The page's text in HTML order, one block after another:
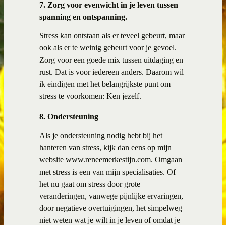
7. Zorg voor evenwicht in je leven tussen
spanning en ontspanning.
Stress kan ontstaan als er teveel gebeurt, maar
ook als er te weinig gebeurt voor je gevoel.
Zorg voor een goede mix tussen uitdaging en
rust. Dat is voor iedereen anders. Daarom wil
ik eindigen met het belangrijkste punt om
stress te voorkomen: Ken jezelf.
8. Ondersteuning
Als je ondersteuning nodig hebt bij het
hanteren van stress, kijk dan eens op mijn
website www.reneemerkestijn.com. Omgaan
met stress is een van mijn specialisaties. Of
het nu gaat om stress door grote
veranderingen, vanwege pijnlijke ervaringen,
door negatieve overtuigingen, het simpelweg
niet weten wat je wilt in je leven of omdat je